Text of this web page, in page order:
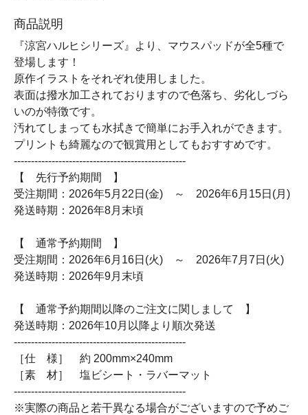
商品説明
『涼宮ハルヒシリーズ』より、マウスパッドが全5種で
登場します！
原作イラストをそれぞれ使用しました。
表面は撥水加工されておりますので色落ち、劣化しづら
いのが特徴です。
汚れてしまっても水拭きで簡単にお手入れができます。
プリントも綺麗なので観賞用としてもおすすめです。
--------------------------------------------------
【 先行予約期間 】
受注期間：2026年5月22日(金) ～ 2026年6月15日(月)
発送時期：2026年8月末頃
【 通常予約期間 】
受注期間：2026年6月16日(火) ～ 2026年7月7日(火)
発送時期：2026年9月末頃
【 通常予約期間以降のご注文に関しまして 】
発送時期：2026年10月以降より順次発送
--------------------------------------------------
［仕 様］ 約 200mm×240mm
［素 材］ 塩ビシート・ラバーマット
--------------------------------------------------
※実際の商品と若干異なる場合がございますので予めご